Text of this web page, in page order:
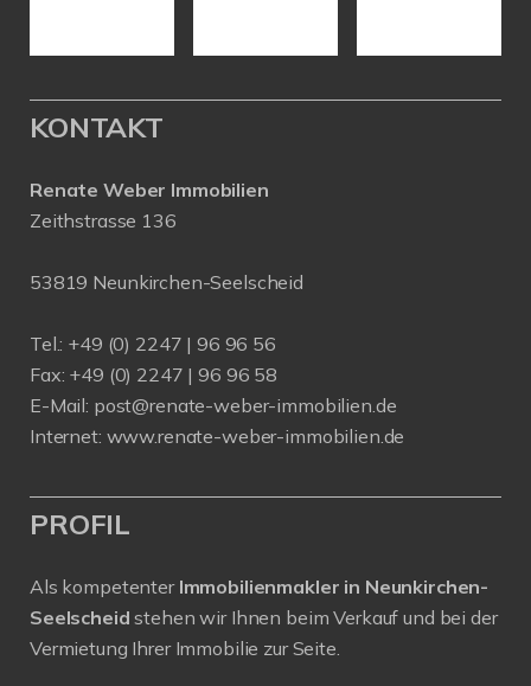
KONTAKT
Renate Weber Immobilien
Zeithstrasse 136
53819 Neunkirchen-Seelscheid
Tel.: +49 (0) 2247 | 96 96 56
Fax: +49 (0) 2247 | 96 96 58
E-Mail: post@renate-weber-immobilien.de
Internet: www.renate-weber-immobilien.de
PROFIL
Als kompetenter Immobilienmakler in Neunkirchen-
Seelscheidstehen wir Ihnen beim Verkauf und bei der
Vermietung Ihrer Immobilie zur Seite.